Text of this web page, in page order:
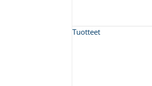
Tuotteet